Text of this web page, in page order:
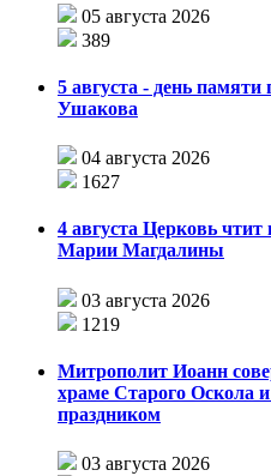
05 августа 2026
389
5 августа - день
Ушакова
04 августа 2026
1627
4 августа Церковь
Марии Магдалины
03 августа 2026
1219
Митрополит Иоанн
храме Старого Оскола
праздником
03 августа 2026